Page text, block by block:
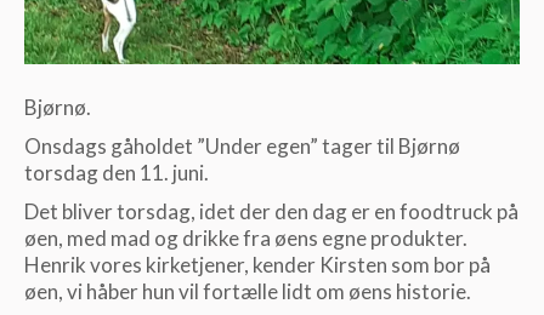
Bjørnø.
Onsdags gåholdet ”Under egen” tager til Bjørnø
torsdag den 11. juni.
Det bliver torsdag, idet der den dag er en foodtruck på
øen, med mad og drikke fra øens egne produkter.
Henrik vores kirketjener, kender Kirsten som bor på
øen, vi håber hun vil fortælle lidt om øens historie.